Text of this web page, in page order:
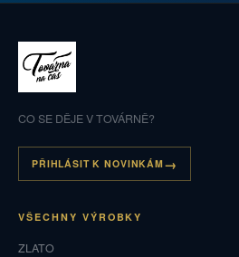
CO SE DĚJE V TOVÁRNĚ?
PŘIHLÁSIT K NOVINKÁM
VŠECHNY VÝROBKY
ZLATO